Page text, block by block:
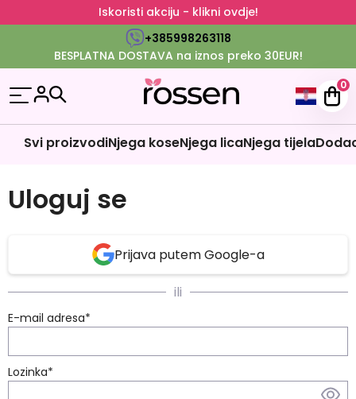
Iskoristi akciju - klikni ovdje!
+385998263118
BESPLATNA DOSTAVA na iznos preko 30EUR!
0
Svi proizvodiNjega koseNjega licaNjega tijela
Uloguj se
Prijava putem Google-a
ili
E-mail adresa*
Lozinka*